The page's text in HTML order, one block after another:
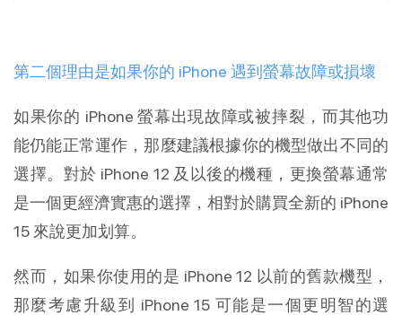
第二個理由是如果你的 iPhone 遇到螢幕故障或損壞
如果你的 iPhone 螢幕出現故障或被摔裂，而其他功
能仍能正常運作，那麼建議根據你的機型做出不同的
選擇。對於 iPhone 12 及以後的機種，更換螢幕通常
是一個更經濟實惠的選擇，相對於購買全新的 iPhone
15 來說更加划算。
然而，如果你使用的是 iPhone 12 以前的舊款機型，
那麼考慮升級到 iPhone 15 可能是一個更明智的選